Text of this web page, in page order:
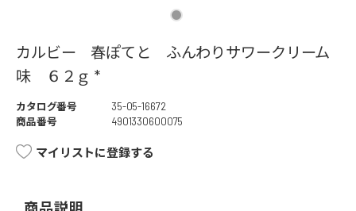
カルビー 春ぽてと ふんわりサワークリーム
味 ６２ｇ *
カタログ番号
35-05-16672
商品番号
4901330600075
マイリストに登録する